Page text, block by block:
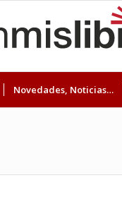
Novedades, Noticias…